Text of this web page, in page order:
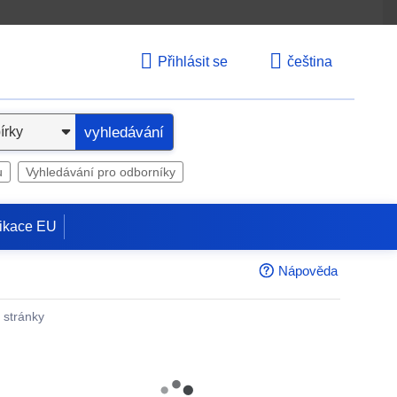
Přihlásit se čeština
vyhledávání
Vyhledávání pro odborníky
EU
Nápověda
stránky